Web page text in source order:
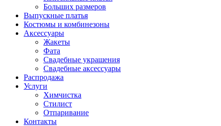
Больших размеров
Выпускные платья
Костюмы и комбинезоны
Аксессуары
Жакеты
Фата
Свадебные украшения
Свадебные аксессуары
Распродажа
Услуги
Химчистка
Стилист
Отпаривание
Контакты